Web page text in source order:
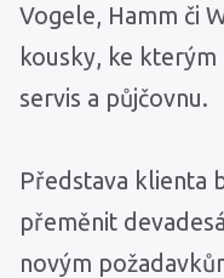
Vogele, Hamm či
kousky, ke
servis a půjčovnu.
Představa klienta
přeměnit
novým